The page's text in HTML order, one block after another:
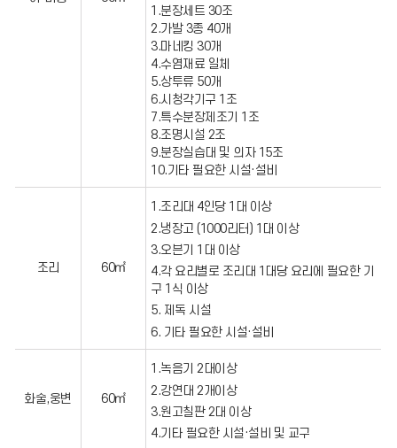
1.분장세트 30조
2.가발 3종 40개
3.마네킹 30개
4.수염재료 일체
5.상투류 50개
6.시청각기구 1조
7.특수분장제조기 1조
8.조명시설 2조
9.분장실습대 및 의자 15조
10.기타 필요한 시설·설비
조리 60㎡
1.조리대 4인당 1대 이상
2.냉장고 (1000리터) 1대 이상
3.오븐기 1대 이상
4.각 요리별로 조리대 1대당 요리에 필요한 기
구 1식 이상
5. 제독 시설
6. 기타 필요한 시설·설비
화술,웅변 60㎡
1.녹음기 2대이상
2.강연대 2개이상
3.원고칠판 2대 이상
4.기타 필요한 시설·설비 및 교구